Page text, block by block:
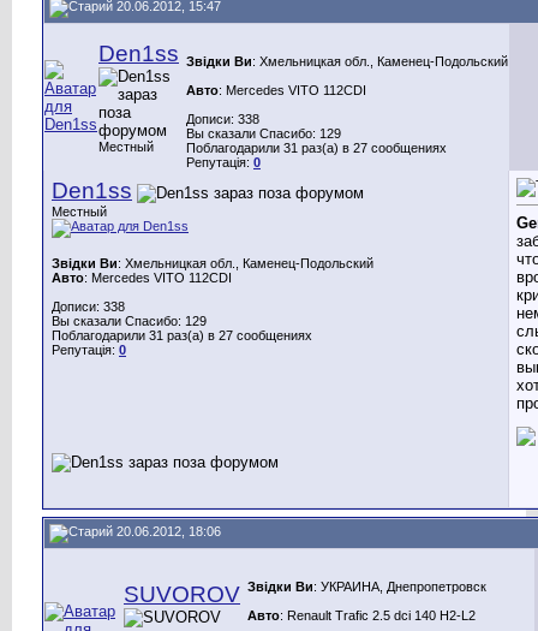
20.06.2012, 15:47
Den1ss
Местный
Звідки Ви: Хмельницкая обл., Каменец-Подольский
Авто: Mercedes VITO 112CDI
Дописи: 338
Вы сказали Спасибо: 129
Поблагодарили 31 раз(а) в 27 сообщениях
Репутація: 0
Den1ss
Местный
Звідки Ви: Хмельницкая обл., Каменец-Подольский
Авто: Mercedes VITO 112CDI
Дописи: 338
Вы сказали Спасибо: 129
Поблагодарили 31 раз(а) в 27 сообщениях
Репутація: 0
20.06.2012, 18:06
SUVOROV Звідки Ви: УКРАИНА, Днепропетровск
Авто: Renault Trafic 2.5 dci 140 H2-L2